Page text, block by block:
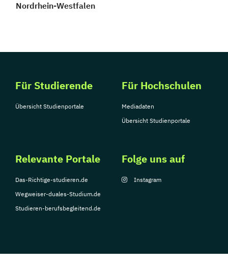
Nordrhein-Westfalen
Für Studierende
Übersicht Studienportale
Für Hochschulen
Mediadaten
Übersicht Studienportale
Relevante Portale
Das-Richtige-studieren.de
Wegweiser-duales-Studium.de
Studieren-berufsbegleitend.de
Folge uns auf
Instagram